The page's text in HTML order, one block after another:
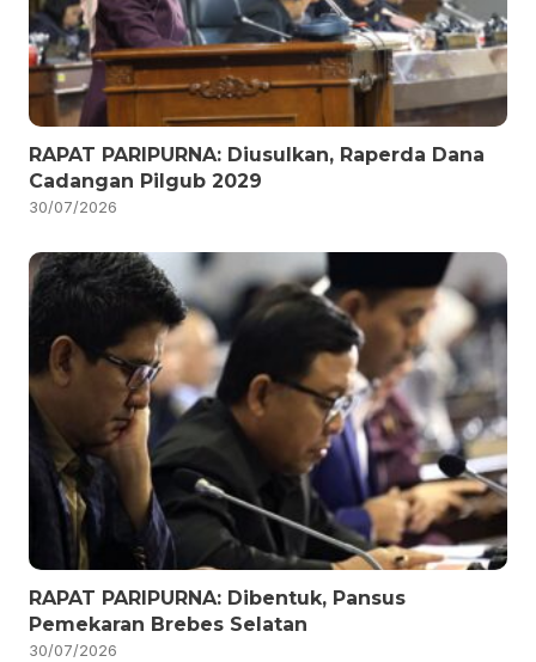
RAPAT PARIPURNA: Diusulkan, Raperda Dana
Cadangan Pilgub 2029
30/07/2026
RAPAT PARIPURNA: Dibentuk, Pansus
Pemekaran Brebes Selatan
30/07/2026